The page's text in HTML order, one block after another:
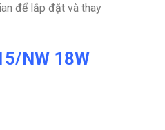
để lắp đặt và thay
NW 18W